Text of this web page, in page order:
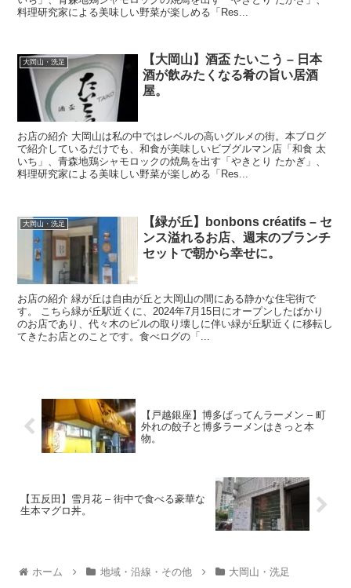
料理研究家による美味しい野菜が楽しめる「Res...
大岡山・洗足
【大岡山】酒盃 たいこう – 日本
酒が飲みたくなる肴の旨い居酒
屋。
お店の紹介 大岡山は私の中ではレベルの高いグルメの街。本ブログ
で紹介しているだけでも、和食が美味しいビブグルマン店「和食 太
いち」、青森地鶏シャモロックの焼鳥を出す「やきとり たかぎ」、
料理研究家による美味しい野菜が楽しめる「Res...
大岡山・洗足
【緑が丘】bonbons créatifs – セ
ンス溢れるお店、週末のブランチ
セットで朝から幸せに。
お店の紹介 緑が丘は自由が丘と大岡山の間にある静かな住宅街で
す。 こちら緑が丘駅近くに、2024年7月15日にオープンしたばかり
のお店であり、代々木のビルの取り壊しに伴い緑が丘駅近くに移転し
てきたお店とのことです。食べログの「...
【戸越銀座】博多ばってんラーメン – 町
外れの餃子と博多ラーメンはきっと本
物。
【五反田】雪月花 – 街中で食べる豪華な
生本マグロ丼。
ホーム 地域・沿線・その他 大岡山・洗足